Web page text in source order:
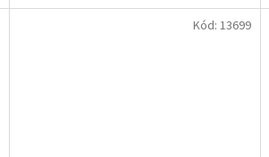
Kód: 13699